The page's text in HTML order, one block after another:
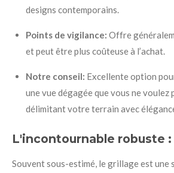
designs contemporains.
Points de vigilance: Offre
et peut être plus coûteuse à l’achat.
Notre conseil: Excellente option
une vue dégagée que vous ne voulez
délimitant votre terrain avec
L'incontournable robuste
Souvent sous-estimé, le grillage est une